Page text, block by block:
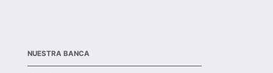
NUESTRA BANCA